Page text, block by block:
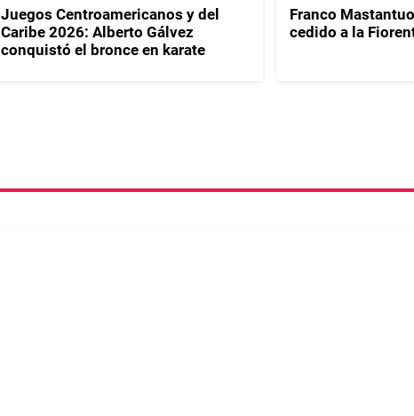
Juegos Centroamericanos y del
Caribe 2026: Alberto Gálvez
conquistó el bronce en karate
Franco
cedido a la